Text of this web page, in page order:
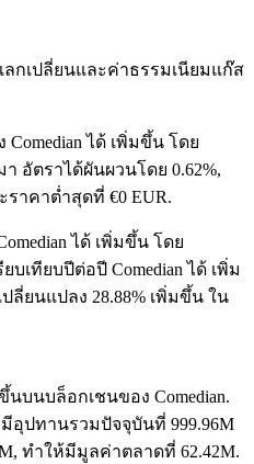
หลักประกัน
กเปลี่ยนและค่าธรรมเนียมแก๊ส
ได้ เพิ่มขึ้น โดย
อัตราได้ผันผวนโดย 0.62%,
ราคาต่ำสุดที่ €0 EUR.
ได้ เพิ่มขึ้น โดย
ยบเทียบปีต่อปี Comedian ได้ เพิ่ม
ลี่ยนแปลง 28.88% เพิ่มขึ้น ใน
บนบล็อกเชนของ Comedian.
อุปทานรวมปัจจุบันที่ 999.96M
ทำให้มีมูลค่าตลาดที่ 62.42M.